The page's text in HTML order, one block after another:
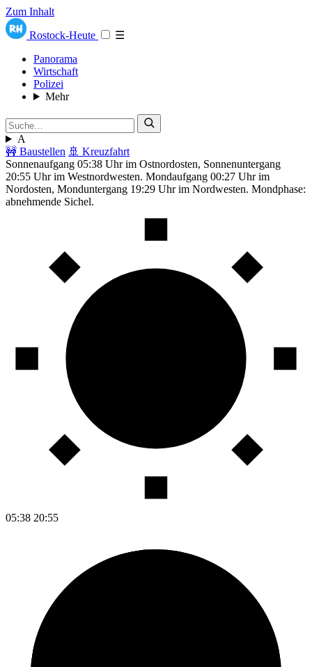
Zum Inhalt
Rostock-Heute
☰
Panorama
Wirtschaft
Polizei
Mehr
A
🚧 Baustellen 🚢 Kreuzfahrt
Sonnenaufgang 05:38 Uhr im Ostnordosten, Sonnenuntergang
20:55 Uhr im Westnordwesten. Mondaufgang 00:27 Uhr im
Nordosten, Monduntergang 19:29 Uhr im Nordwesten. Mondphase:
abnehmende Sichel.
05:38 20:55